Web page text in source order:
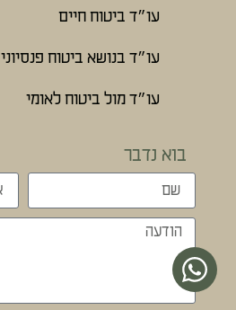
עו״ד ביטוח חיים
עו״ד בנושא ביטוח פנסיוני
עו״ד מול ביטוח לאומי
בוא נדבר